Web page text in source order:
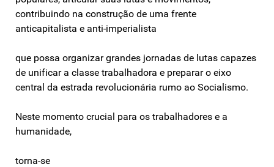
contribuindo na construção de uma frente
anticapitalista e anti-imperialista
que possa organizar grandes jornadas de lutas capazes
de unificar a classe trabalhadora e preparar o eixo
central da estrada revolucionária rumo ao Socialismo.
Neste momento crucial para os trabalhadores e a
humanidade,
torna-se